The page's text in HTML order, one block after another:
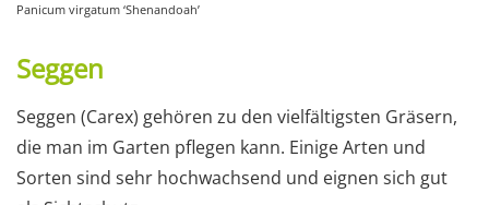
Panicum virgatum ‘Shenandoah’
Seggen
Seggen (Carex) gehören zu den vielfältigsten Gräsern,
die man im Garten pflegen kann. Einige Arten und
Sorten sind sehr hochwachsend und eignen sich gut